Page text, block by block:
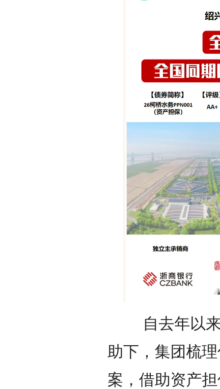
自去年以来
助下，集团梳
案，借助资产